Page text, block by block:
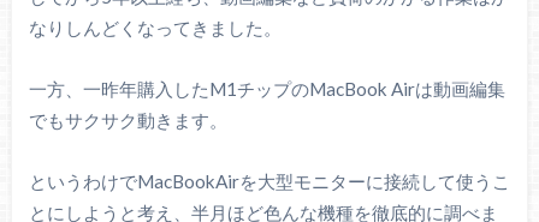
なりしんどくなってきました。
一方、一昨年購入したM1チップのMacBook Airは動画編集
でもサクサク動きます。
というわけでMacBookAirを大型モニターに接続して使うこ
とにしようと考え、半月ほど色んな機種を徹底的に調べま